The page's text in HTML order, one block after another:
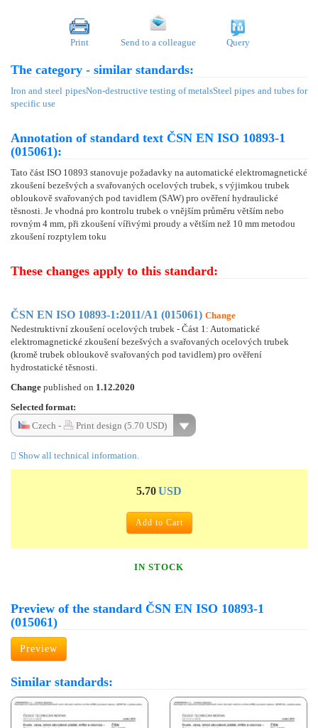
Print Send to a colleague Query
The category - similar standards:
Iron and steel pipesNon-destructive testing of metalsSteel pipes and tubes for
specific use
Annotation of standard text ČSN EN ISO 10893-1
(015061):
Tato část ISO 10893 stanovuje požadavky na automatické elektromagnetické
zkoušení bezešvých a svařovaných ocelových trubek, s výjimkou trubek
obloukově svařovaných pod tavidlem (SAW) pro ověření hydraulické
těsnosti. Je vhodná pro kontrolu trubek o vnějším průměru větším nebo
rovným 4 mm, při zkoušení vířivými proudy a větším než 10 mm metodou
zkoušení rozptylem toku
These changes apply to this standard:
ČSN EN ISO 10893-1:2011/A1 (015061) Change
Nedestruktivní zkoušení ocelových trubek - Část 1: Automatické
elektromagnetické zkoušení bezešvých a svařovaných ocelových trubek
(kromě trubek obloukově svařovaných pod tavidlem) pro ověření
hydrostatické těsnosti.
Change published on 1.12.2020
Selected format:
Czech -
Print design (5.70 USD)
Show all technical information.
5.70USD
Add to Cart
IN STOCK
Preview of the standard ČSN EN ISO 10893-1
(015061)
Preview
Similar standards: